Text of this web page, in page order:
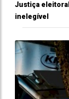
Justiça
inelegível